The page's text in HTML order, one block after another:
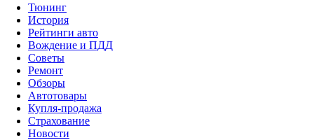
Тюнинг
История
Рейтинги авто
Вождение и ПДД
Советы
Ремонт
Обзоры
Автотовары
Купля-продажа
Страхование
Новости